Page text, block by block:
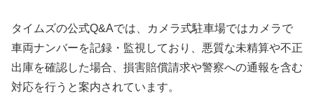
タイムズの公式Q&Aでは、カメラ式駐車場ではカメラで
車両ナンバーを記録・監視しており、悪質な未精算や不正
出庫を確認した場合、損害賠償請求や警察への通報を含む
対応を行うと案内されています。